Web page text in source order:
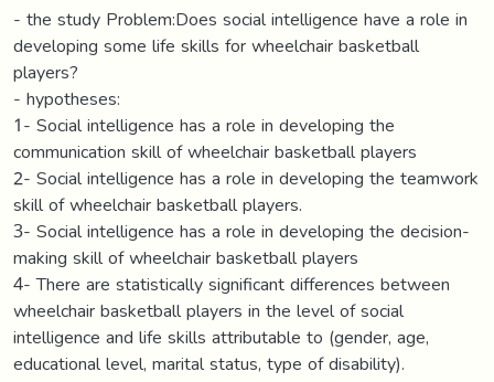
- the study Problem:Does social intelligence have a role in
developing some life skills for wheelchair basketball
players?
- hypotheses:
1- Social intelligence has a role in developing the
communication skill of wheelchair basketball players
2- Social intelligence has a role in developing the teamwork
skill of wheelchair basketball players.
3- Social intelligence has a role in developing the decision-
making skill of wheelchair basketball players
4- There are statistically significant differences between
wheelchair basketball players in the level of social
intelligence and life skills attributable to (gender, age,
educational level, marital status, type of disability).